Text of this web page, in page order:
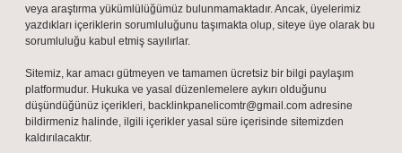
veya araştırma yükümlülüğümüz bulunmamaktadır. Ancak, üyelerimiz
yazdıkları içeriklerin sorumluluğunu taşımakta olup, siteye üye olarak bu
sorumluluğu kabul etmiş sayılırlar.
Sitemiz, kar amacı gütmeyen ve tamamen ücretsiz bir bilgi paylaşım
platformudur. Hukuka ve yasal düzenlemelere aykırı olduğunu
düşündüğünüz içerikleri, backlinkpanelicomtr@gmail.com adresine
bildirmeniz halinde, ilgili içerikler yasal süre içerisinde sitemizden
kaldırılacaktır.